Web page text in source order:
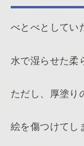
べとべとしてい
水で湿らせた柔
ただし、厚塗り
絵を傷つけてし